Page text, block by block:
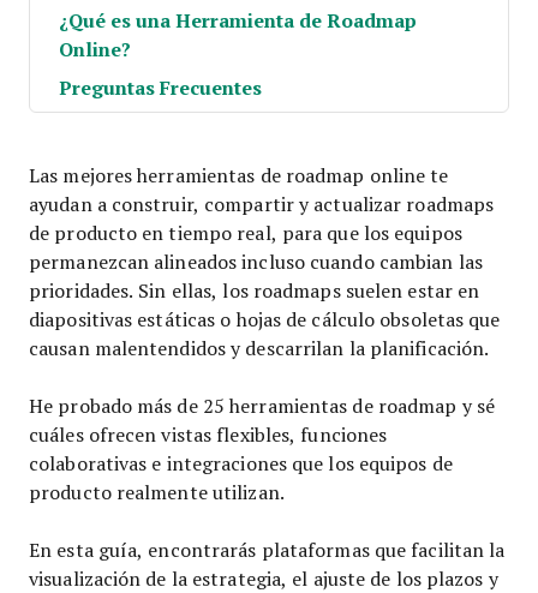
¿Qué es una Herramienta de Roadmap
Online?
Preguntas Frecuentes
Las mejores herramientas de roadmap online te
ayudan a construir, compartir y actualizar roadmaps
de producto en tiempo real, para que los equipos
permanezcan alineados incluso cuando cambian las
prioridades. Sin ellas, los roadmaps suelen estar en
diapositivas estáticas o hojas de cálculo obsoletas que
causan malentendidos y descarrilan la planificación.
He probado más de 25 herramientas de roadmap y sé
cuáles ofrecen vistas flexibles, funciones
colaborativas e integraciones que los equipos de
producto realmente utilizan.
En esta guía, encontrarás plataformas que facilitan la
visualización de la estrategia, el ajuste de los plazos y